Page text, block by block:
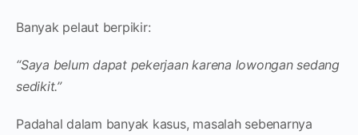
Banyak pelaut berpikir:
“Saya belum dapat pekerjaan karena lowongan sedang
sedikit.”
Padahal dalam banyak kasus, masalah sebenarnya